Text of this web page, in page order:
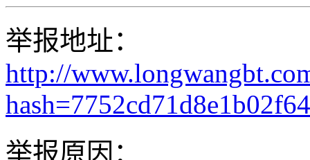
举报地址：
http://
举报原因：